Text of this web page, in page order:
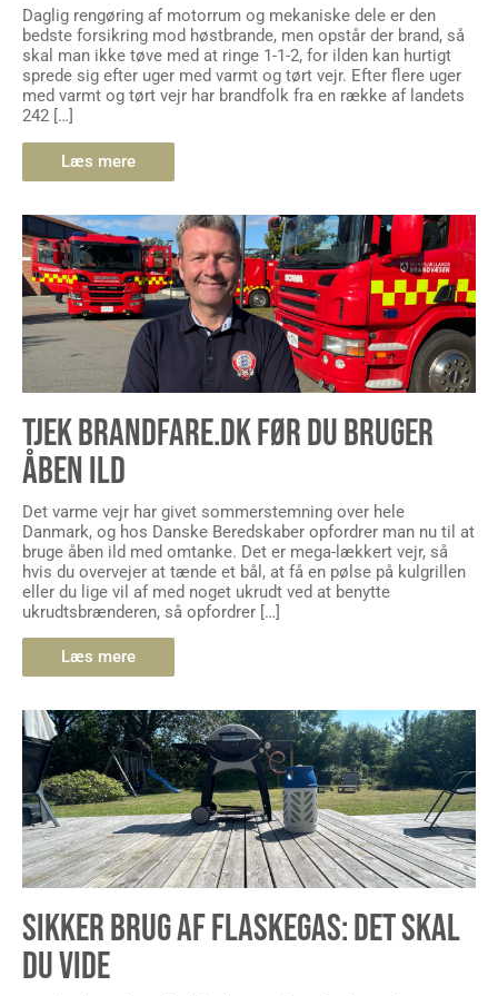
Daglig rengøring af motorrum og mekaniske dele er den
bedste forsikring mod høstbrande, men opstår der brand, så
skal man ikke tøve med at ringe 1-1-2, for ilden kan hurtigt
sprede sig efter uger med varmt og tørt vejr. Efter flere uger
med varmt og tørt vejr har brandfolk fra en række af landets
242 […]
Læs mere
TJEK BRANDFARE.DK FØR DU BRUGER
ÅBEN ILD
Det varme vejr har givet sommerstemning over hele
Danmark, og hos Danske Beredskaber opfordrer man nu til at
bruge åben ild med omtanke. Det er mega-lækkert vejr, så
hvis du overvejer at tænde et bål, at få en pølse på kulgrillen
eller du lige vil af med noget ukrudt ved at benytte
ukrudtsbrænderen, så opfordrer […]
Læs mere
SIKKER BRUG AF FLASKEGAS: DET SKAL
DU VIDE